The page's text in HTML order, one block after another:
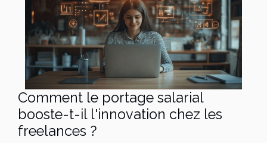
Comment le portage salarial
booste-t-il l'innovation chez les
freelances ?